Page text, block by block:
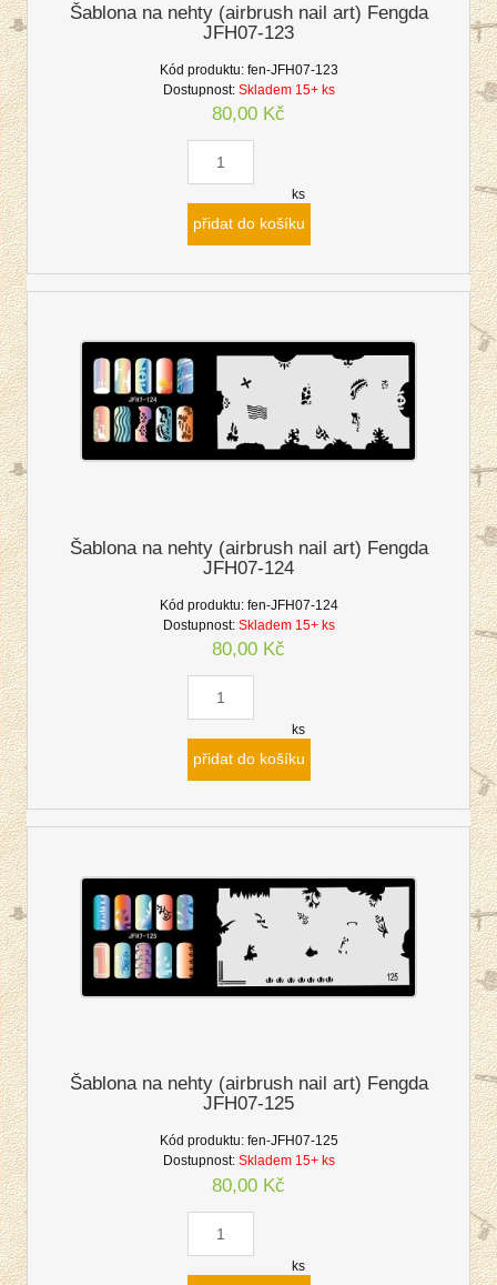
Šablona na nehty (airbrush nail art) Fengda
JFH07-123
Kód produktu: fen-JFH07-123
Dostupnost: Skladem 15+ ks
80,00 Kč
ks
přidat do košíku
Šablona na nehty (airbrush nail art) Fengda
JFH07-124
Kód produktu: fen-JFH07-124
Dostupnost: Skladem 15+ ks
80,00 Kč
ks
přidat do košíku
Šablona na nehty (airbrush nail art) Fengda
JFH07-125
Kód produktu: fen-JFH07-125
Dostupnost: Skladem 15+ ks
80,00 Kč
ks